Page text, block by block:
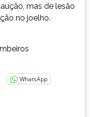
mas de lesão
no joelho.
WhatsApp